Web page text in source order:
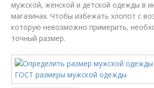
мужской, женской и детской одежды в
магазинах. Чтобы избежать хлопот с
которую невозможно примерить,
точный размер.